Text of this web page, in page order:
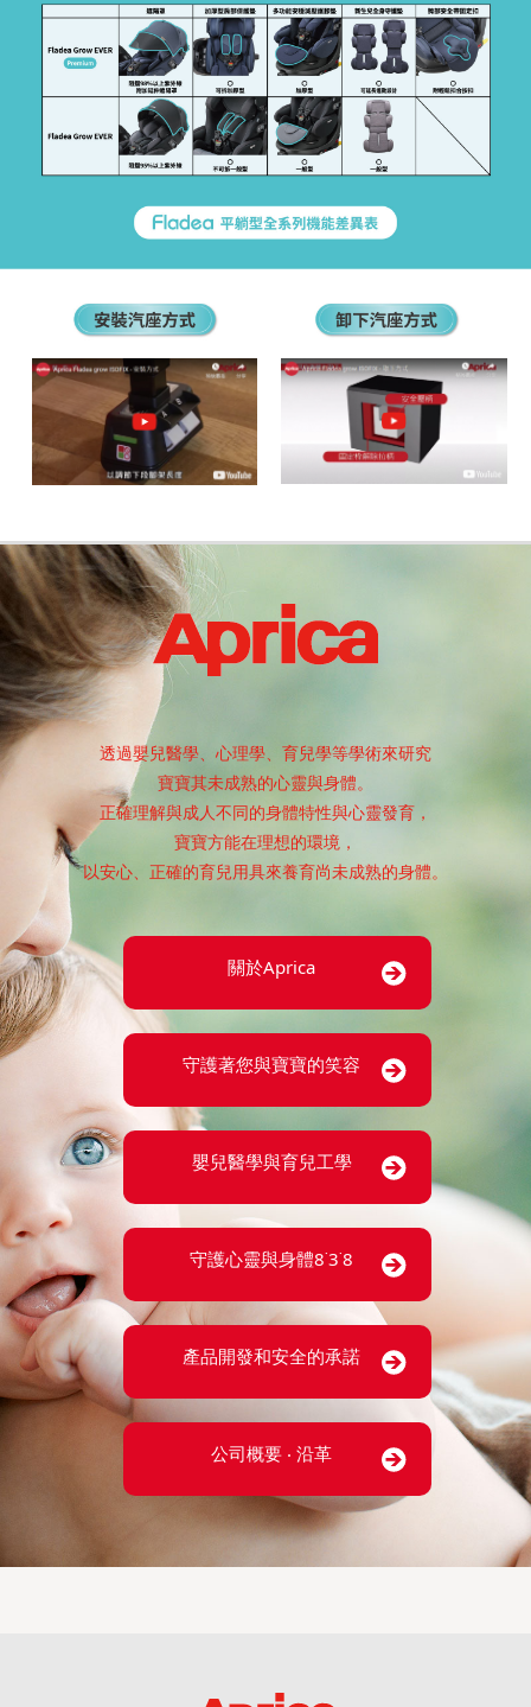
透過嬰兒醫學、心理學、育兒學等學術來研究
寶寶其未成熟的心靈與身體。
正確理解與成人不同的身體特性與心靈發育，
寶寶方能在理想的環境，
以安心、正確的育兒用具來養育尚未成熟的身體。
關於Aprica
守護著您與寶寶的笑容
嬰兒醫學與育兒工學
守護心靈與身體8˙3˙8
產品開發和安全的承諾
公司概要 ‧ 沿革